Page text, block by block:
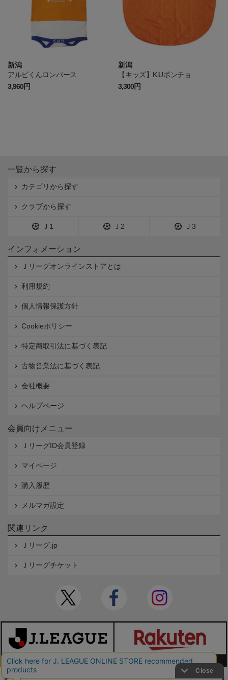
新潟
アルビくんロンパース
3,960円
新潟
【キッズ】KiUポンチョ
3,300円
一覧から探す
カテゴリから探す
クラブから探す
Ｊ1 Ｊ2 Ｊ3
インフォメーション
Ｊリーグオンラインストアとは
利用規約
個人情報保護方針
Cookieポリシー
特定商取引法に基づく表記
古物営業法に基づく表記
会社概要
ヘルプページ
会員向けメニュー
ＪリーグID会員登録
マイページ
購入履歴
メルマガ設定
関連リンク
Ｊリーグ.jp
Ｊリーグチケット